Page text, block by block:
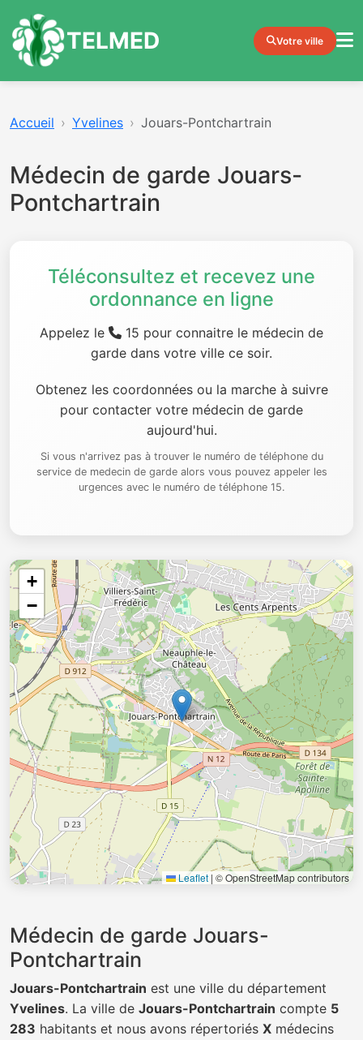
TELMED Votre ville
Accueil Yvelines Jouars-Pontchartrain
Médecin de garde Jouars-
Pontchartrain
Téléconsultez et recevez une
ordonnance en ligne
Appelez le
15 pour connaitre le médecin de
garde dans votre ville ce soir.
Obtenez les coordonnées ou la marche à suivre
pour contacter votre médecin de garde
aujourd'hui.
Si vous n'arrivez pas à trouver le numéro de téléphone du
service de medecin de garde alors vous pouvez appeler les
urgences avec le numéro de téléphone 15.
+
−
Leaflet | © OpenStreetMap contributors
Médecin de garde Jouars-
Pontchartrain
Jouars-Pontchartrain est une ville du département
Yvelines. La ville de Jouars-Pontchartrain compte 5
283 habitants et nous avons répertoriés X médecins